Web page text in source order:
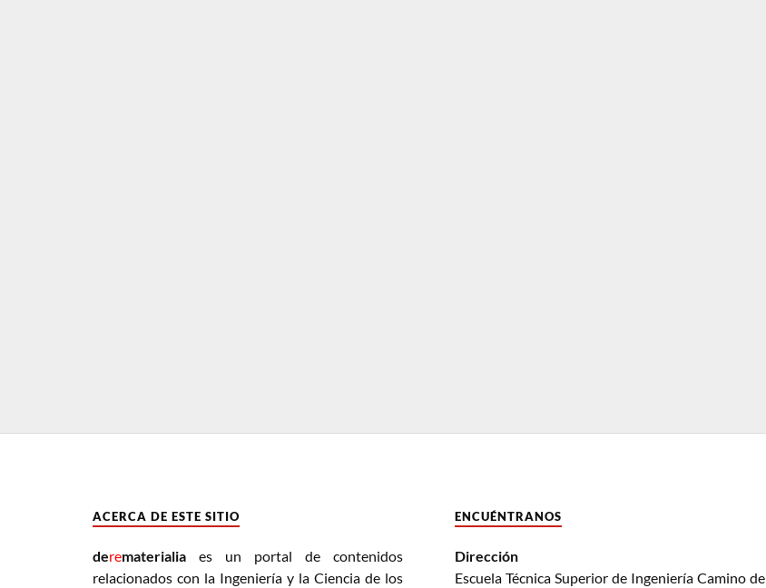
ACERCA DE ESTE SITIO
derematerialia es un portal de contenidos
relacionados con la Ingeniería y la Ciencia de los
ENCUÉNTRANOS
Dirección
Escuela Técnica Superior de Ingeniería Camino de